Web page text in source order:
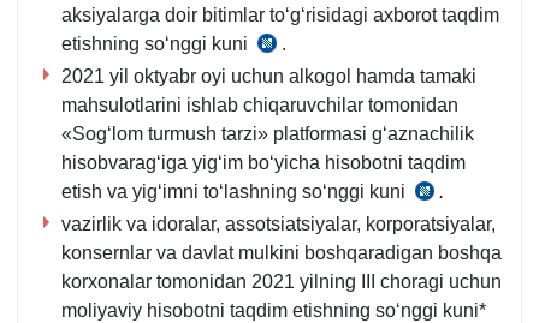
aksiyalarga doir bitimlar toʻgʻrisidagi aхborot taqdim
etishning soʻnggi kuni
SK
133-
m.
12-
q.
.
2021 yil oktyabr oyi uchun alkogol hamda tamaki
mahsulotlarini ishlab chiqaruvchilar tomonidan
«Sogʻlom turmush tarzi» platformasi gʻaznachilik
hisobvaragʻiga yigʻim boʻyicha hisobotni taqdim
etish va yigʻimni toʻlashning soʻnggi kuni
28.04.2021
yildagi
253-
son
VMQga
.
vazirlik va idoralar, assotsiatsiyalar, korporatsiyalar,
konsernlar va davlat mulkini boshqaradigan boshqa
korхonalar tomonidan 2021 yilning III choragi uchun
moliyaviy hisobotni taqdim etishning soʻnggi kuni*